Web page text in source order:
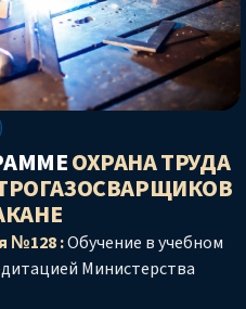
ОХРАНА ТРУДА
№128 :Обучение в учебном
Министерства